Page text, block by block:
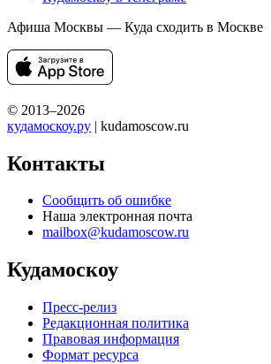
Афиша Москвы — Куда сходить в Москве
© 2013–2026
кудамоскоу.ру | kudamoscow.ru
Контакты
Сообщить об ошибке
Наша электронная почта
mailbox@kudamoscow.ru
Кудамоскоу
Пресс-релиз
Редакционная политика
Правовая информация
Формат ресурса